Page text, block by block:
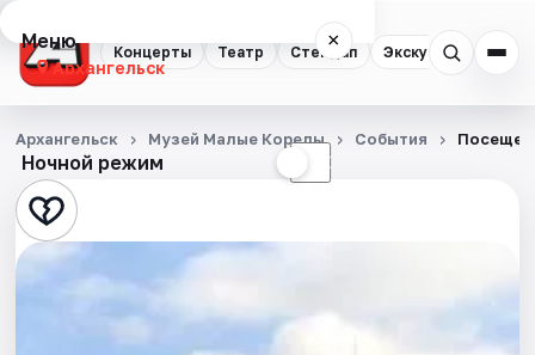
Концерты Театр Стендап Экскурсии
Меню ×
Архангельск
Концерты
Театр
Стендап
Ночной режим ☾
Архангельск Музей Малые Корелы События